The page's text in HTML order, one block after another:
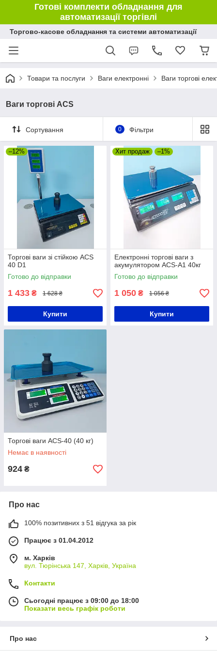
Готові комплекти обладнання для
автоматизації торгівлі
Торгово-касове обладнання та системи автоматизації
Товари та послуги Ваги електронні Ваги торгові
Ваги торгові ACS
Сортування 0 Фільтри
–12%
Торгові ваги зі стійкою ACS
40 D1
Готово до відправки
1 433 ₴ 1 628 ₴
Купити
Хит продаж –1%
Електронні торгові ваги з
акумулятором ACS-A1 40кг
Готово до відправки
1 050 ₴ 1 056 ₴
Купити
Торгові ваги ACS-40 (40 кг)
Немає в наявності
924 ₴
Про нас
100% позитивних з 51 відгука за рік
Працює з 01.04.2012
м. Харків
вул. Тюрінська 147, Харків, Україна
Контакти
Сьогодні працює з 09:00 до 18:00
Показати весь графік роботи
Про нас